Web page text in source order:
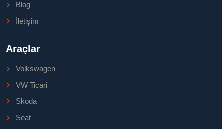
Blog
İletişim
Araçlar
Volkswagen
VW Ticari
Skoda
Seat